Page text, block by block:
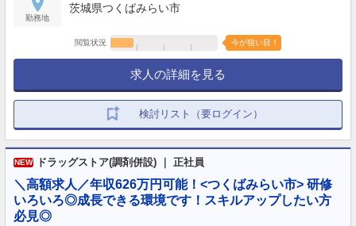
勤務地
茨城県つくばみらい市
閲覧状況 今が狙い目！
求人の詳細を見る
検討リスト（要ログイン）
NEW ドラッグストア(調剤併設) ｜ 正社員
＼高額求人／年収626万円可能！<つくばみらい市> 研修
いろいろ◎成長できる環境です！スキルアップしたい方
必見◎